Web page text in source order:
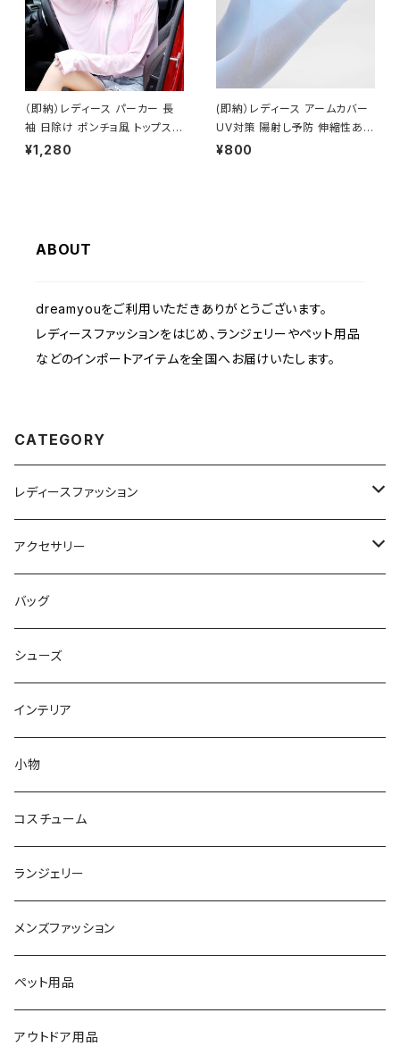
（即納）レディース パーカー 長
袖 日除け ポンチョ風 トップス
夏 秋
¥1,280
(即納）レディース アームカバー
UV対策 陽射し予防 伸縮性あり
シンプル フリーサイズ ブルー
¥800
ABOUT
dreamyouをご利用いただきありがとうございます。
レディースファッションをはじめ、ランジェリーやペット用品
などのインポートアイテムを全国へお届けいたします。
CATEGORY
レディースファッション
ワンピース
セットアップ
ボトムス
トップス
アウター
ルームウェア
フィットネス
水着
その他
アクセサリー
ヘアアクセサリー
ネックレス
リング
ピアス
ブレスレット
バッグ
シューズ
インテリア
小物
コスチューム
ランジェリー
メンズファッション
ペット用品
アウトドア用品